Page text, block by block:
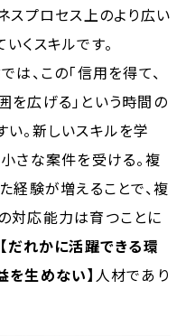
スプロセス上のより広い
くスキルです。
は、この「信用を得て、
を広げる」という時間の
。新しいスキルを学
さな案件を受ける。複
経験が増えることで、複
対応能力は育つことに
【だれかに活躍できる環
生めない】 人材であり